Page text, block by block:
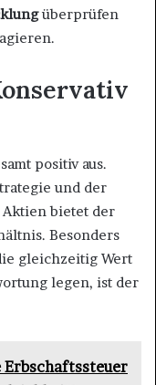
überprüfen
positiv aus.
und der
Aktien bietet der
Besonders
gleichzeitig Wert
legen, ist der
Erbschaftssteuer